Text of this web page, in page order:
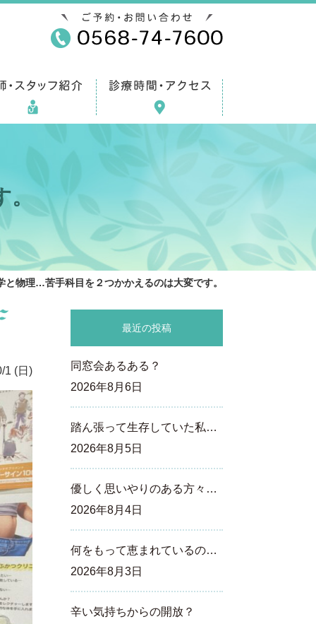
と物理…苦手科目を２つかかえるのは大変です。
1 (日)
最近の投稿
同窓会あるある？
2026年8月6日
踏ん張って生存していた私…
2026年8月5日
優しく思いやりのある方々…
2026年8月4日
何をもって恵まれているの…
2026年8月3日
辛い気持ちからの開放？